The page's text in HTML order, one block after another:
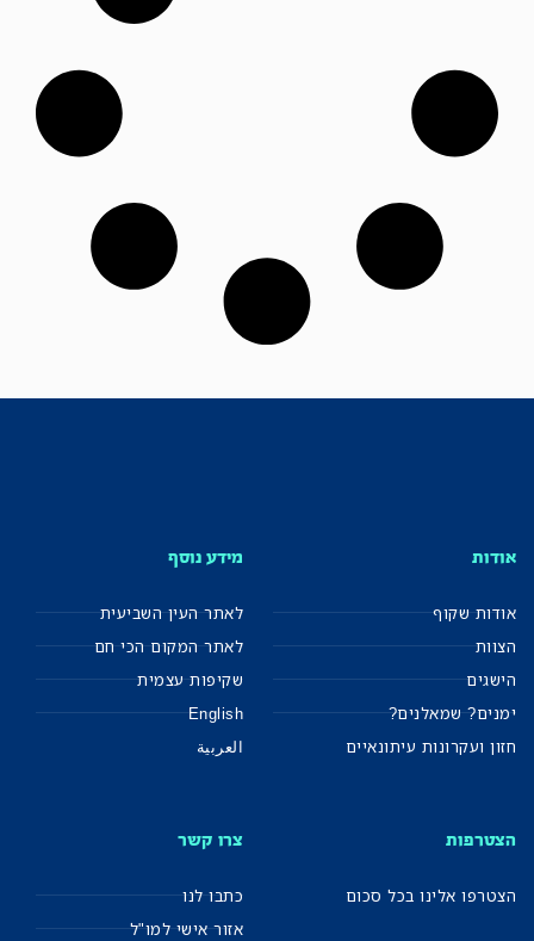
שקוף
שמאלנים?
ועקרונות עיתונאיים
מידע נוסף
לאתר העין השביעית
לאתר המקום הכי חם
שקיפות עצמית
English
العربية
אלינו בכל סכום
צרו קשר
כתבו לנו
אזור אישי למו"ל